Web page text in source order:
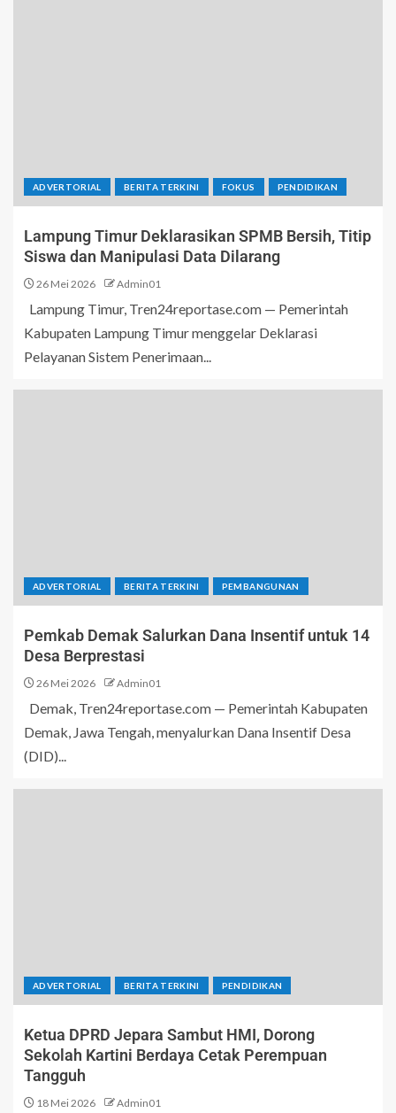
ADVERTORIAL BERITA TERKINI FOKUS PENDIDIKAN
Lampung Timur Deklarasikan SPMB Bersih, Titip
Siswa dan Manipulasi Data Dilarang
26 Mei 2026 Admin01
Lampung Timur, Tren24reportase.com — Pemerintah
Kabupaten Lampung Timur menggelar Deklarasi
Pelayanan Sistem Penerimaan...
ADVERTORIAL BERITA TERKINI PEMBANGUNAN
Pemkab Demak Salurkan Dana Insentif untuk 14
Desa Berprestasi
26 Mei 2026 Admin01
Demak, Tren24reportase.com — Pemerintah Kabupaten
Demak, Jawa Tengah, menyalurkan Dana Insentif Desa
(DID)...
ADVERTORIAL BERITA TERKINI PENDIDIKAN
Ketua DPRD Jepara Sambut HMI, Dorong
Sekolah Kartini Berdaya Cetak Perempuan
Tangguh
18 Mei 2026 Admin01